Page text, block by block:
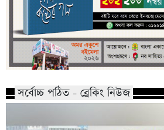
সর্বোচ্চ পঠিত - ব্রেকিং নিউজ